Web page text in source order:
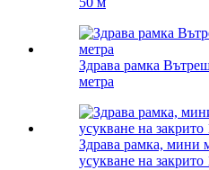
Здрава рамка
метра
Здрава рамка, мини
усукване на закрито